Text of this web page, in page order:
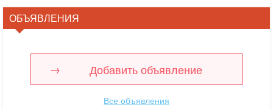
ОБЪЯВЛЕНИЯ
Добавить объявление
Все объявления